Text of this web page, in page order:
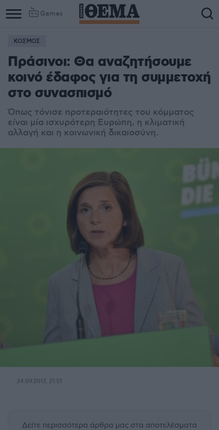
Games
ΚΟΣΜΟΣ
Πράσινοι: Θα αναζητήσουμε
κοινό έδαφος για τη συμμετοχή
στο συνασπισμό
Όπως τόνισε προτεραιότητες του κόμματος
είναι μία ισχυρότερη Ευρώπη, η κλιματική
αλλαγή και η κοινωνική δικαιοσύνη.
24.09.2017, 21:51
Δείτε περισσότερα άρθρα μας στα αποτελέσματα